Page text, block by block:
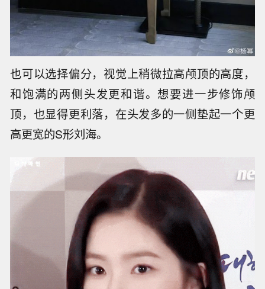
也可以选择偏分，视觉上稍微拉高颅顶的高度，
和饱满的两侧头发更和谐。想要进一步修饰颅
顶，也显得更利落，在头发多的一侧垫起一个更
高更宽的S形刘海。